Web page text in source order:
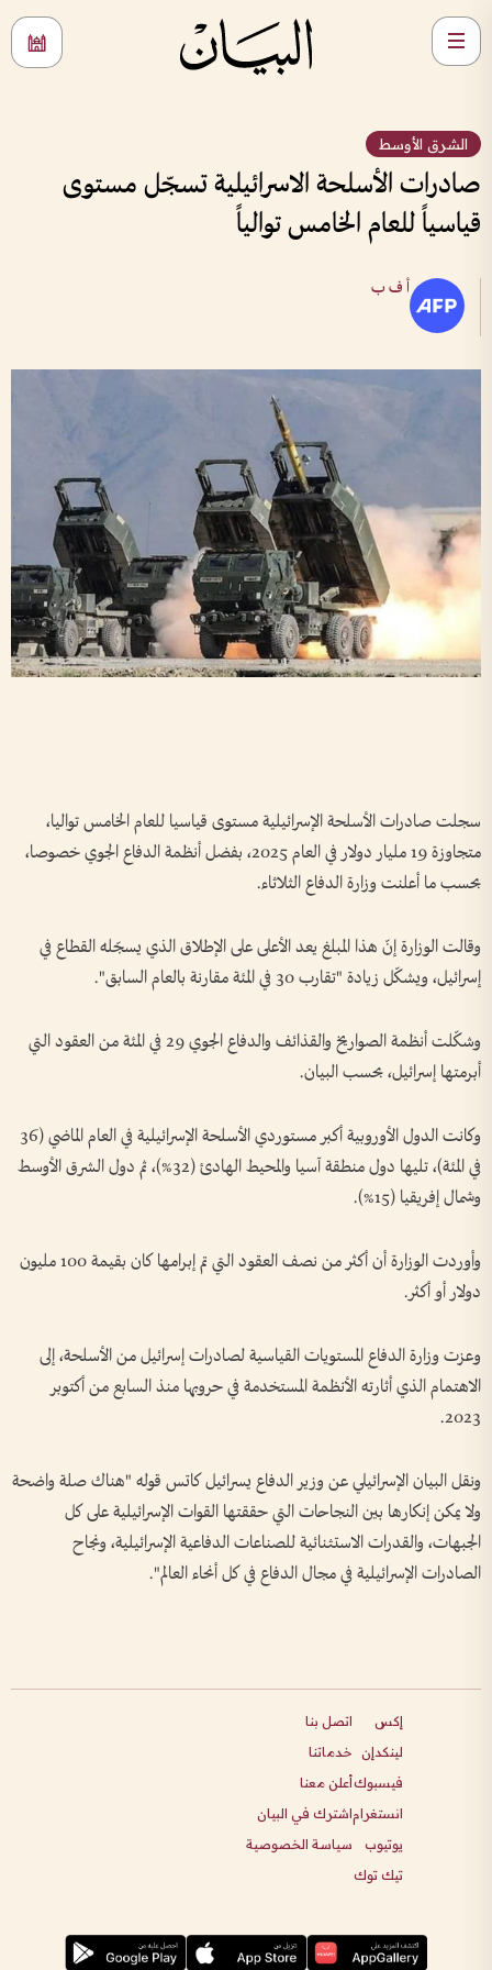
الشرق الأوسط
صادرات الأسلحة الاسرائيلية تسجّل مستوى
قياسياً للعام الخامس توالياً
أ ف ب
سجلت صادرات الأسلحة الإسرائيلية مستوى قياسيا للعام الخامس تواليا،
متجاوزة 19 مليار دولار في العام 2025، بفضل أنظمة الدفاع الجوي خصوصا،
بحسب ما أعلنت وزارة الدفاع الثلاثاء.
وقالت الوزارة إنّ هذا المبلغ يعد الأعلى على الإطلاق الذي يسجّله القطاع في
إسرائيل، ويشكّل زيادة "تقارب 30 في المئة مقارنة بالعام السابق".
وشكّلت أنظمة الصواريخ والقذائف والدفاع الجوي 29 في المئة من العقود التي
أبرمتها إسرائيل، بحسب البيان.
وكانت الدول الأوروبية أكبر مستوردي الأسلحة الإسرائيلية في العام الماضي (36
في المئة)، تليها دول منطقة آسيا والمحيط الهادئ (32%)، ثم دول الشرق الأوسط
وشمال إفريقيا (15%).
وأوردت الوزارة أن أكثر من نصف العقود التي تم إبرامها كان بقيمة 100 مليون
دولار أو أكثر.
وعزت وزارة الدفاع المستويات القياسية لصادرات إسرائيل من الأسلحة، إلى
الاهتمام الذي أثارته الأنظمة المستخدمة في حروبها منذ السابع من أكتوبر
2023.
ونقل البيان الإسرائيلي عن وزير الدفاع يسرائيل كاتس قوله "هناك صلة واضحة
ولا يمكن إنكارها بين النجاحات التي حققتها القوات الإسرائيلية على كل
الجبهات، والقدرات الاستثنائية للصناعات الدفاعية الإسرائيلية، ونجاح
الصادرات الإسرائيلية في مجال الدفاع في كل أنحاء العالم".
إكس
لينكدإن
فيسبوك
انستغرام
يوتيوب
تيك توك
اتصل بنا
خدماتنا
أعلن معنا
اشترك في البيان
سياسة الخصوصية